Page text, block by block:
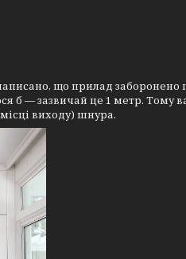
що прилад заборонено
б — зазвичай це 1 метр. Тому
виходу) шнура.